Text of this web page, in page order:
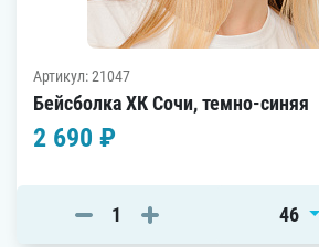
Артикул: 21047
Бейсболка ХК Сочи, темно-синяя
2 690 ₽
46